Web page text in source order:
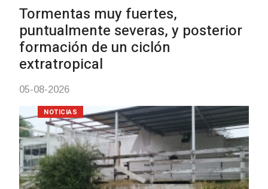
Clases de Muai Thai en Complejo
Charrúa
Turismo accesible para personas
con discapacidad y adultos
mayores
03-08-2026